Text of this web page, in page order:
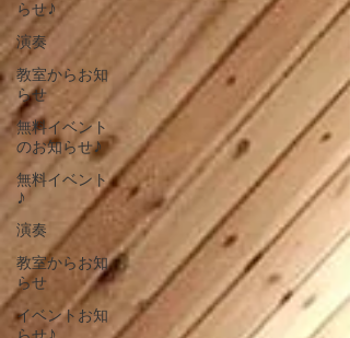
らせ♪
演奏
教室からお知
らせ
無料イベント
のお知らせ♪
無料イベント
♪
演奏
教室からお知
らせ
イベントお知